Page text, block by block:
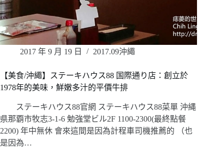
2017 年 9 月 19 日 2017.09沖繩
【美食/沖繩】ステーキハウス88 国際通り店：創立於
1978年的美味，鮮嫩多汁的平價牛排
ステーキハウス88官網 ステーキハウス88菜單 沖縄
県那覇市牧志3-1-6 勉強堂ビル2F 1100-2300(最終點餐
2200) 年中無休 會來這間是因為計程車司機推薦的 （也
是因為…